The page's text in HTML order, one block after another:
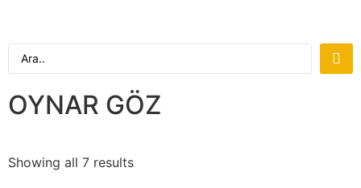
OYNAR GÖZ
Showing all 7 results